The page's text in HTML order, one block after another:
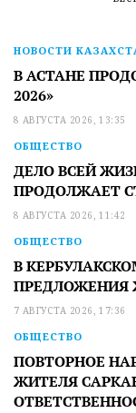
НОВОСТИ
В АСТАНЕ
2026»
8 АВГУСТА 2026, 13:35
ОБЩЕСТВО
ДЕЛО ВСЕЙ
ПРОДОЛЖАЕТ
8 АВГУСТА 2026, 11:42
ОБЩЕСТВО
В
ПРЕДЛОЖЕНИЯ
7 АВГУСТА 2026, 17:36
ОБЩЕСТВО
ПОВТОРНОЕ
ЖИТЕЛЯ